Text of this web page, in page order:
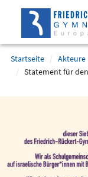
Direkt
Inhalt
(Eingabetaste)
Direkt
Hauptmenu
(Eingabetaste)
Direkt
Suche
(Eingabetaste)
Direkt
Footer
(Eingabetaste)
Startseite Akteure
Statement für